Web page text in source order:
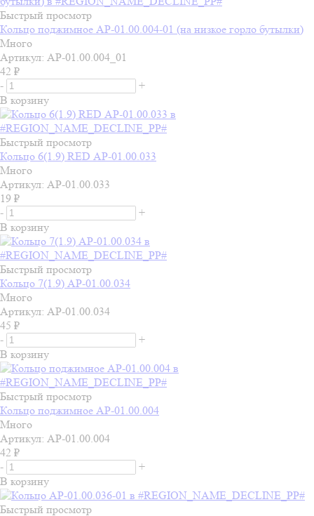
Быстрый просмотр
Кольцо поджимное АР-01.00.004-01 (на низкое горло бутылки)
Много
Артикул: АР-01.00.004_01
42 ₽
-
+
В корзину
Быстрый просмотр
Кольцо 6(1.9) RED АР-01.00.033
Много
Артикул: АР-01.00.033
19 ₽
-
+
В корзину
Быстрый просмотр
Кольцо 7(1.9) АР-01.00.034
Много
Артикул: АР-01.00.034
45 ₽
-
+
В корзину
Быстрый просмотр
Кольцо поджимное АР-01.00.004
Много
Артикул: АР-01.00.004
42 ₽
-
+
В корзину
Быстрый просмотр